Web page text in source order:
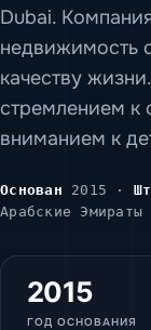
Dubai.
недвижимость
качеству
стремлением к
вниманием к
Основан 2015 ·
Арабские Эмираты
2015
ГОД ОСНОВАНИЯ